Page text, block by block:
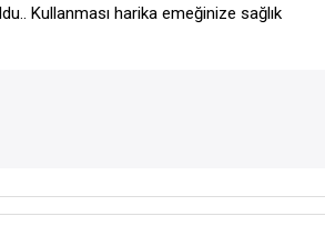
Kullanması harika emeğinize sağlık